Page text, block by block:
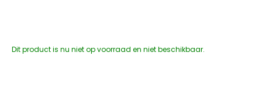
Dit product is nu niet op voorraad en niet beschikbaar.